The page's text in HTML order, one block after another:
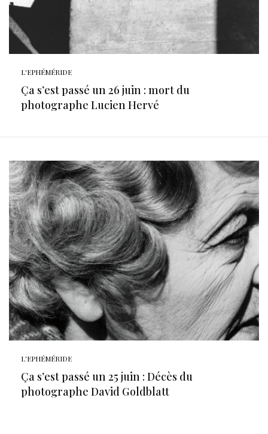
L'EPHÉMÉRIDE
Ça s’est passé un 26 juin : mort du
photographe Lucien Hervé
L'EPHÉMÉRIDE
Ça s’est passé un 25 juin : Décès du
photographe David Goldblatt